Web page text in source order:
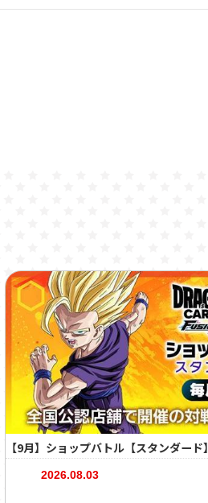
【9月】ショップバトル【スタンダード】
2026.08.03